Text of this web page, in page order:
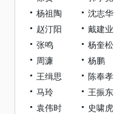
杨祖陶
沈志华
赵汀阳
戴建业
张鸣
杨奎松
周濂
杨鹏
王缉思
陈奉孝
马玲
王振东
袁伟时
史啸虎